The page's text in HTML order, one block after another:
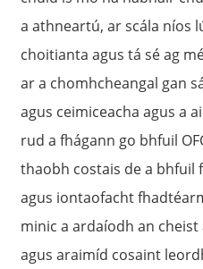
a athneartú, ar scála níos
choitianta agus tá sé ag
ar a chomhcheangal gan
agus ceimiceacha agus a
rud a fhágann go bhfuil
thaobh costais de a bhfuil
agus iontaofacht
minic a ardaíodh an
agus araimíd cosaint